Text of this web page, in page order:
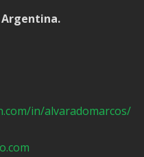
in/alvaradomarcos/